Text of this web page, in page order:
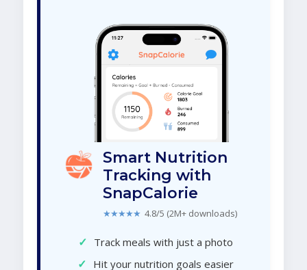
Smart Nutrition
Tracking with
SnapCalorie
★★★★★ 4.8/5 (2M+ downloads)
✓ Track meals with just a photo
✓ Hit your nutrition goals easier